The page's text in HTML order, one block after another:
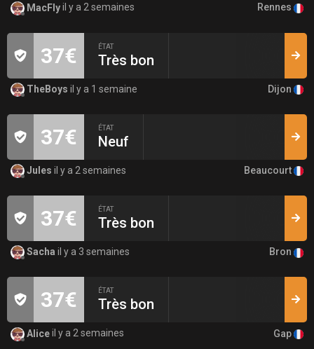
MacFlyil y a 2 semaines Rennes
37€ ÉTAT
Très bon
TheBoys il y a 1 semaine Dijon
37€ ÉTAT
Neuf
Jules il y a 2 semaines Beaucourt
37€ ÉTAT
Très bon
Sacha il y a 3 semaines Bron
37€ ÉTAT
Très bon
Aliceil y a 2 semaines Gap